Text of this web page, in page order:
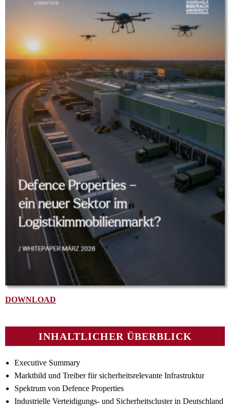
DOWNLOAD
INHALTLICHER ÜBERBLICK
Executive Summary
Marktbild und Treiber für sicherheitsrelevante Infrastruktur
Spektrum von Defence Properties
Industrielle Verteidigungs- und Sicherheitscluster in Deutschland